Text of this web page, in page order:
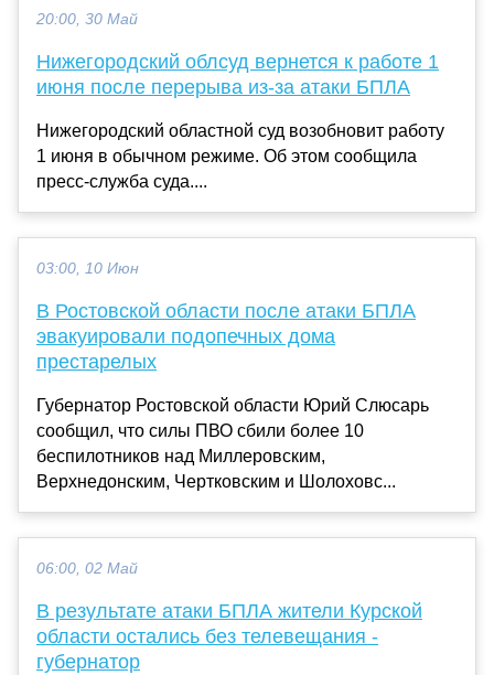
20:00, 30 Май
Нижегородский облсуд вернется к работе 1
июня после перерыва из-за атаки БПЛА
Нижегородский областной суд возобновит работу
1 июня в обычном режиме. Об этом сообщила
пресс-служба суда....
03:00, 10 Июн
В Ростовской области после атаки БПЛА
эвакуировали подопечных дома
престарелых
Губернатор Ростовской области Юрий Слюсарь
сообщил, что силы ПВО сбили более 10
беспилотников над Миллеровским,
Верхнедонским, Чертковским и Шолоховс...
06:00, 02 Май
В результате атаки БПЛА жители Курской
области остались без телевещания -
губернатор